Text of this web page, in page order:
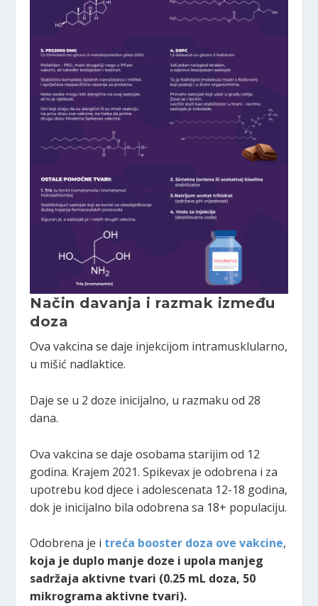
Način davanja i razmak između
doza
Ova vakcina se daje injekcijom intramusklularno,
u mišić nadlaktice.
Daje se u 2 doze inicijalno, u razmaku od 28
dana.
Ova vakcina se daje osobama starijim od 12
godina. Krajem 2021. Spikevax je odobrena i za
upotrebu kod djece i adolescenata 12-18 godina,
dok je inicijalno bila odobrena sa 18+ populaciju.
Odobrena je i treća booster doza ove vakcine,
koja je duplo manje doze i upola manjeg
sadržaja aktivne tvari (0.25 mL doza, 50
mikrograma aktivne tvari).